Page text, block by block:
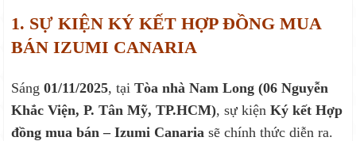
1. SỰ KIỆN KÝ KẾT HỢP ĐỒNG MUA
BÁN IZUMI CANARIA
Sáng01/11/2025, tạiTòa nhà Nam Long (06 Nguyễn
Khắc Viện, P. Tân Mỹ, TP.HCM), sự kiệnKý kết Hợp
đồng mua bán – Izumi Canaria sẽ chính thức diễn ra.